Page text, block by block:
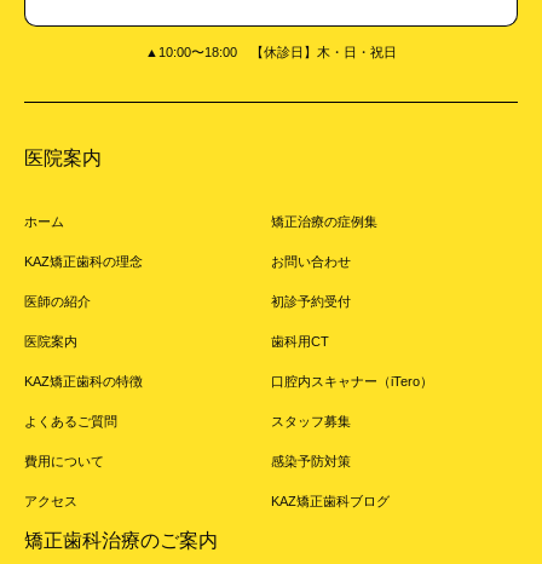
▲10:00〜18:00 【休診日】木・日・祝日
医院案内
ホーム
KAZ矯正歯科の理念
医師の紹介
医院案内
KAZ矯正歯科の特徴
よくあるご質問
費用について
アクセス
矯正治療の症例集
お問い合わせ
初診予約受付
歯科用CT
口腔内スキャナー（iTero）
スタッフ募集
感染予防対策
KAZ矯正歯科ブログ
矯正歯科治療のご案内